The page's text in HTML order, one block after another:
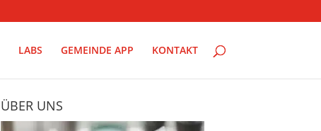
LABS GEMEINDE APP KONTAKT
ÜBER UNS